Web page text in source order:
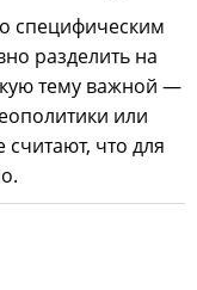
специфическим
разделить на
тему важной —
или
считают, что для